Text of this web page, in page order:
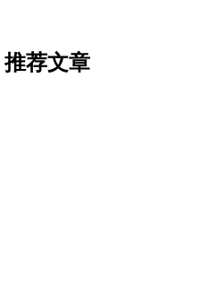
推荐文章